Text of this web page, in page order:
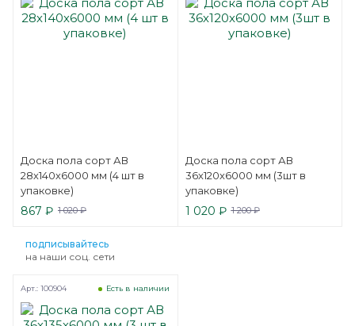
Доска пола сорт АВ
28х140х6000 мм (4 шт в
упаковке)
867 ₽ 1 020₽
Доска пола сорт АВ
36х120х6000 мм (3шт в
упаковке)
1 020 ₽ 1 200₽
подписывайтесь
на наши соц. сети
Есть в наличии
Арт.: 100904